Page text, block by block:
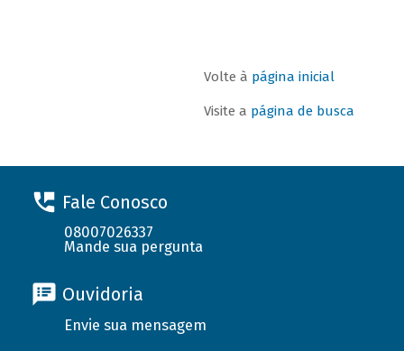
Volte à página inicial
Visite a página de busca
Fale Conosco
08007026337
Mande sua pergunta
Ouvidoria
Envie sua mensagem